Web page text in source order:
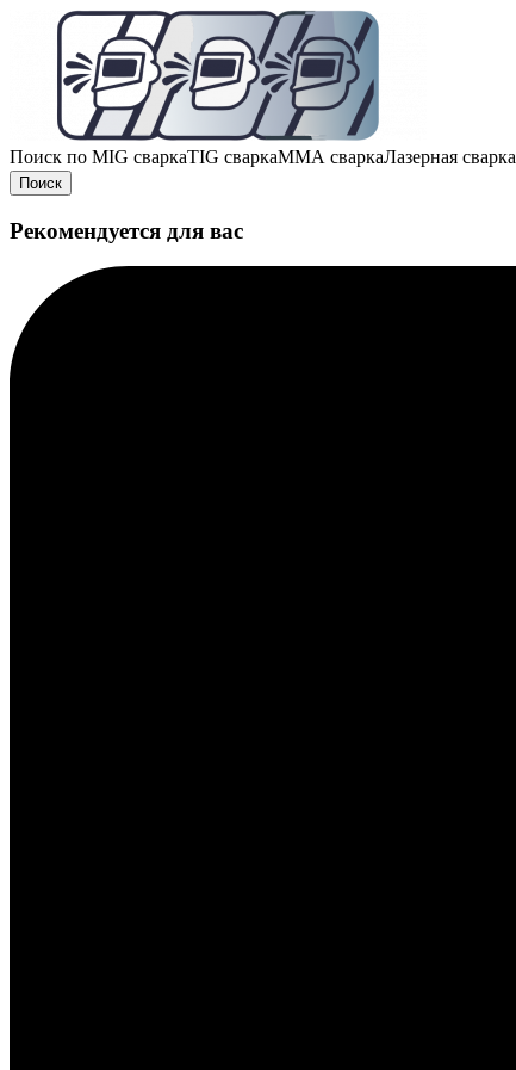
Поиск по MIG сваркаTIG сваркаMMA сваркаЛазерная сварка
Поиск
Рекомендуется для вас